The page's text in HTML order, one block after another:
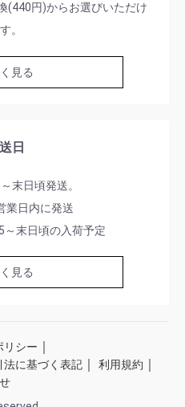
(440円)からお選びいただけ
。
見る
日
末日頃発送。
業日内に発送
末日頃の入荷予定
見る
リシー ｜
法に基づく表記 ｜ 利用規約 ｜